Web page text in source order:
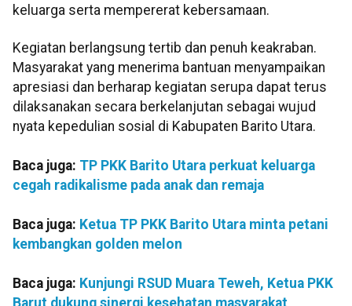
keluarga serta mempererat kebersamaan.
Kegiatan berlangsung tertib dan penuh keakraban.
Masyarakat yang menerima bantuan menyampaikan
apresiasi dan berharap kegiatan serupa dapat terus
dilaksanakan secara berkelanjutan sebagai wujud
nyata kepedulian sosial di Kabupaten Barito Utara.
Baca juga: TP PKK Barito Utara perkuat keluarga
cegah radikalisme pada anak dan remaja
Baca juga: Ketua TP PKK Barito Utara minta petani
kembangkan golden melon
Baca juga: Kunjungi RSUD Muara Teweh, Ketua PKK
Barut dukung sinergi kesehatan masyarakat